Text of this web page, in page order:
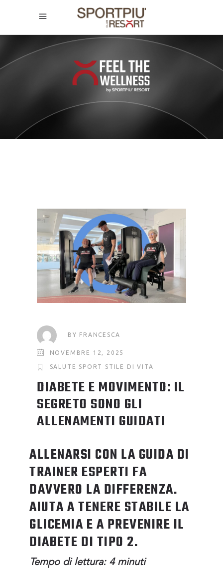
SPORTPIÙ CLUB
RESORT
BY FRANCESCA
NOVEMBRE 12, 2025
SALUTE SPORT STILE DI VITA
DIABETE E MOVIMENTO: IL
SEGRETO SONO GLI
ALLENAMENTI GUIDATI
ALLENARSI CON LA GUIDA DI
TRAINER ESPERTI FA
DAVVERO LA DIFFERENZA.
AIUTA A TENERE STABILE LA
GLICEMIA E A PREVENIRE IL
DIABETE DI TIPO 2.
Tempo di lettura: 4 minuti